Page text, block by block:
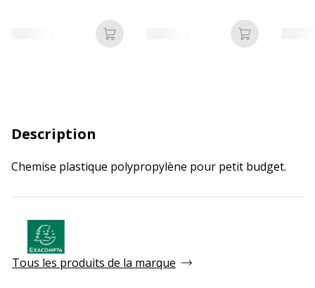
Ajouter au panier Ajouter au
Description
Chemise plastique polypropylène pour petit budget.
Tous les produits de la marque